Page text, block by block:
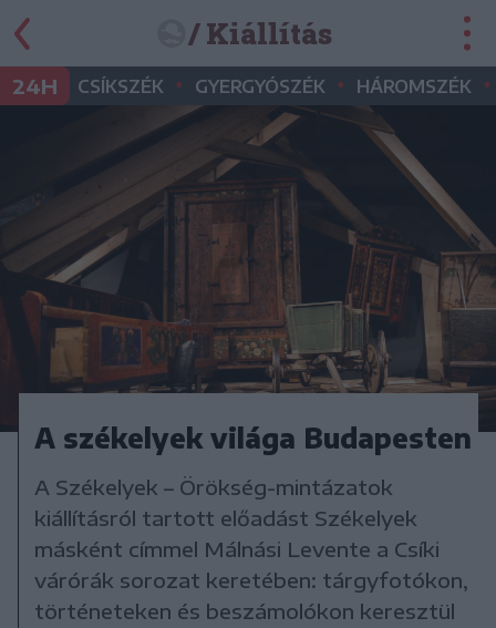
/ Kiállítás
24H CSÍKSZÉK • GYERGYÓSZÉK • HÁROMSZÉK •
A székelyek világa Budapesten
A Székelyek – Örökség-mintázatok
kiállításról tartott előadást Székelyek
másként címmel Málnási Levente a Csíki
várórák sorozat keretében: tárgyfotókon,
történeteken és beszámolókon keresztül